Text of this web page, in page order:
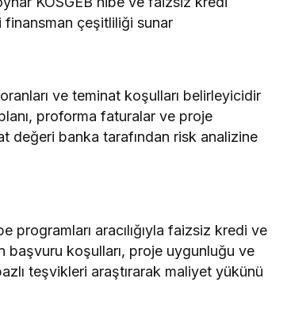
finansman çeşitliliği sunar
ve teminat koşulları belirleyicidir
proforma faturalar ve proje
değeri banka tarafından risk analizine
programları aracılığıyla faizsiz kredi ve
koşulları, proje uygunluğu ve
teşvikleri araştırarak maliyet yükünü